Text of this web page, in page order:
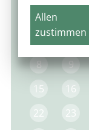
MO
1 2
8
9
15
16
22
23
Allen
zustimmen